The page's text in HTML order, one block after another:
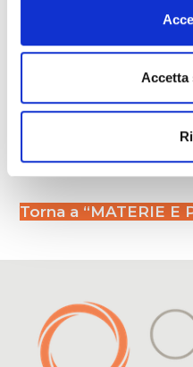
Accetta
Musica
Torna a “MATERIE E